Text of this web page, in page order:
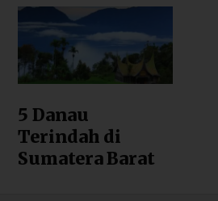
5 Danau
Terindah di
Sumatera Barat